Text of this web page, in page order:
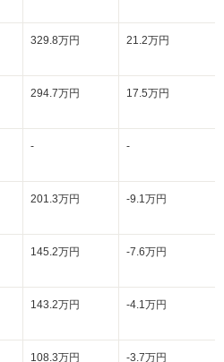
329.8万円 21.2万円
294.7万円 17.5万円
- -
201.3万円 -9.1万円
145.2万円 -7.6万円
143.2万円 -4.1万円
108.3万円 -3.7万円